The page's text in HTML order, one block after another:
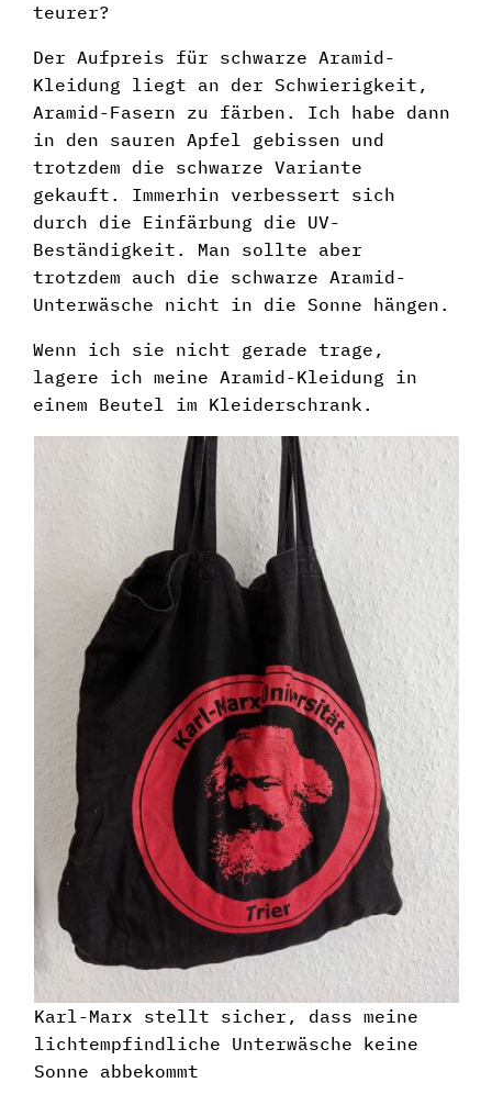
teurer?
Der Aufpreis für schwarze Aramid-
Kleidung liegt an der Schwierigkeit,
Aramid-Fasern zu färben. Ich habe dann
in den sauren Apfel gebissen und
trotzdem die schwarze Variante
gekauft. Immerhin verbessert sich
durch die Einfärbung die UV-
Beständigkeit. Man sollte aber
trotzdem auch die schwarze Aramid-
Unterwäsche nicht in die Sonne hängen.
Wenn ich sie nicht gerade trage,
lagere ich meine Aramid-Kleidung in
einem Beutel im Kleiderschrank.
Karl-Marx stellt sicher, dass meine
lichtempfindliche Unterwäsche keine
Sonne abbekommt